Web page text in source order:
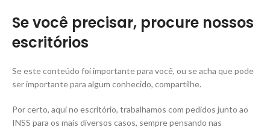
Se você precisar, procure nossos
escritórios
Se este conteúdo foi importante para você, ou se acha que pode
ser importante para algum conhecido, compartilhe.
Por certo, aqui no escritório, trabalhamos com pedidos junto ao
INSS para os mais diversos casos, sempre pensando nas